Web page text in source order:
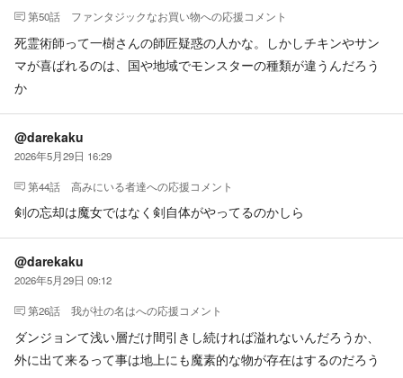
第50話 ファンタジックなお買い物への応援コメント
死霊術師って一樹さんの師匠疑惑の人かな。しかしチキンやサン
マが喜ばれるのは、国や地域でモンスターの種類が違うんだろう
か
@darekaku
2026年5月29日 16:29
第44話 高みにいる者達への応援コメント
剣の忘却は魔女ではなく剣自体がやってるのかしら
@darekaku
2026年5月29日 09:12
第26話 我が社の名はへの応援コメント
ダンジョンて浅い層だけ間引きし続ければ溢れないんだろうか、
外に出て来るって事は地上にも魔素的な物が存在はするのだろう